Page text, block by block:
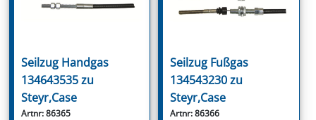
Seilzug Handgas
134643535 zu
Steyr,Case
Artnr: 86365
Seilzug Fußgas
134543230 zu
Steyr,Case
Artnr: 86366